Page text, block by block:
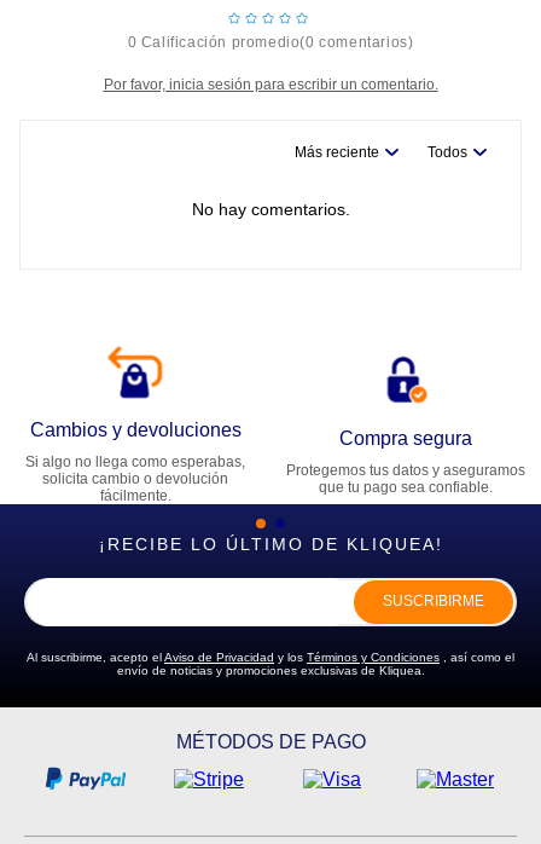
☆☆☆☆
☆
0 Calificación promedio(0 comentarios)
Por favor, inicia sesión para escribir un comentario.
Más reciente Todos
No hay comentarios.
Cambios y devoluciones
Si algo no llega como esperabas,
solicita cambio o devolución
fácilmente.
Compra segura
Protegemos tus datos y aseguramos
que tu pago sea confiable.
¡RECIBE LO ÚLTIMO DE KLIQUEA!
SUSCRIBIRME
Al suscribirme, acepto elAviso de Privacidad y los Términos y Condiciones , así como el
envío de noticias y promociones exclusivas de Kliquea.
MÉTODOS DE PAGO